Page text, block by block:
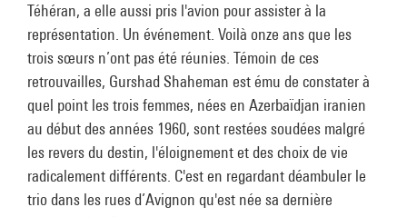
Téhéran, a elle aussi pris l'avion pour assister à la
représentation. Un événement. Voilà onze ans que les
trois sœurs n’ont pas été réunies. Témoin de ces
retrouvailles, Gurshad Shaheman est ému de constater à
quel point les trois femmes, nées en Azerbaïdjan iranien
au début des années 1960, sont restées soudées malgré
les revers du destin, l'éloignement et des choix de vie
radicalement différents. C'est en regardant déambuler le
trio dans les rues d’Avignon qu'est née sa dernière